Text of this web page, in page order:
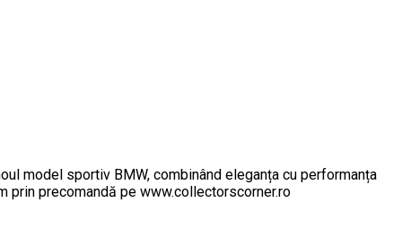
model sportiv BMW, combinând eleganța cu performanța
prin precomandă pe www.collectorscorner.ro